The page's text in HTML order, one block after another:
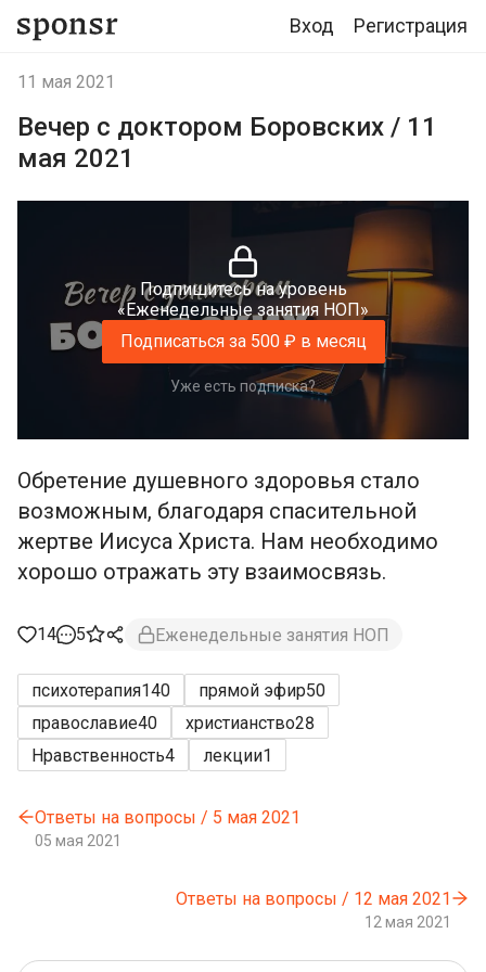
Вход Регистрация
11 мая 2021
Вечер с доктором Боровских / 11
мая 2021
Подпишитесь на уровень
«Еженедельные занятия НОП»
Подписаться за 500 ₽ в месяц
Уже есть подписка?
Обретение душевного здоровья стало
возможным, благодаря спасительной
жертве Иисуса Христа. Нам необходимо
хорошо отражать эту взаимосвязь.
14 5 Еженедельные занятия НОП
психотерапия140 прямой эфир50
православие40 христианство28
Нравственность4 лекции1
Ответы на вопросы / 5 мая 2021
05 мая 2021
Ответы на вопросы / 12 мая 2021
12 мая 2021